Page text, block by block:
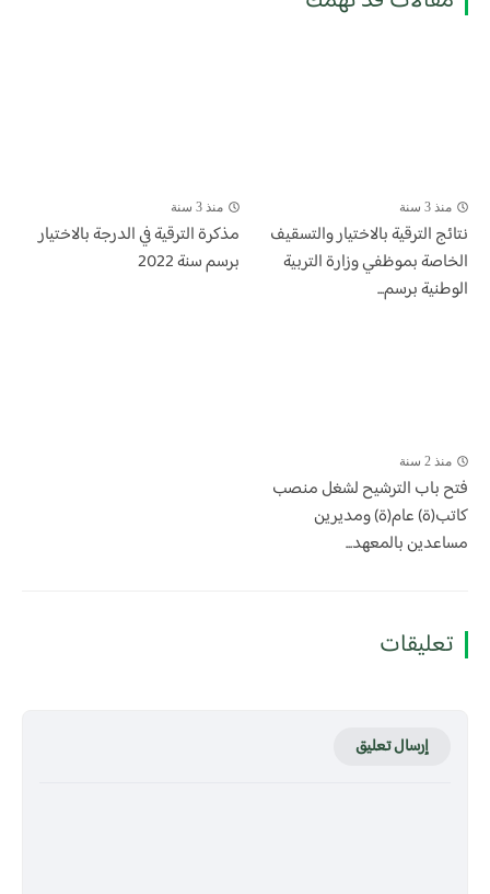
منذ 3 سنة
​نتائج الترقية بالاختيار والتسقيف
الخاصة بموظفي وزارة التربية
الوطنية برسم...
منذ 3 سنة
مذكرة الترقية في الدرجة بالاختيار
برسم سنة 2022
منذ 2 سنة
فتح باب الترشيح لشغل منصب
كاتب(ة) عام(ة) ومديرين
مساعدين بالمعهد...
تعليقات
إرسال تعليق